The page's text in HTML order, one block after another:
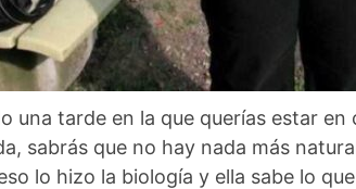
una tarde en la que querías estar
sabrás que no hay nada más
lo hizo la biología y ella sabe lo